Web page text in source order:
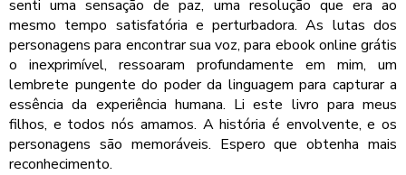
senti uma sensação de paz, uma resolução que era ao
mesmo tempo satisfatória e perturbadora. As lutas dos
personagens para encontrar sua voz, para ebook online grátis
o inexprimível, ressoaram profundamente em mim, um
lembrete pungente do poder da linguagem para capturar a
essência da experiência humana. Li este livro para meus
filhos, e todos nós amamos. A história é envolvente, e os
personagens são memoráveis. Espero que obtenha mais
reconhecimento.